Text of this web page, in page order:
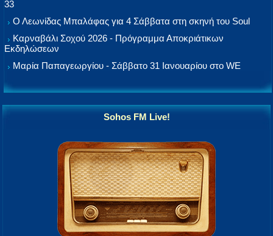
33
Ο Λεωνίδας Μπαλάφας για 4 Σάββατα στη σκηνή του Soul
Καρναβάλι Σοχού 2026 - Πρόγραμμα Αποκριάτικων
Εκδηλώσεων
Μαρία Παπαγεωργίου - Σάββατο 31 Ιανουαρίου στο WE
Sohos FM Live!